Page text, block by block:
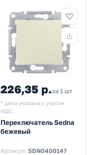
226,35 р.за 1 шт
* цена указана с учетом
НДС.
Переключатель Sedna
бежевый
Артикул: SDN0400147